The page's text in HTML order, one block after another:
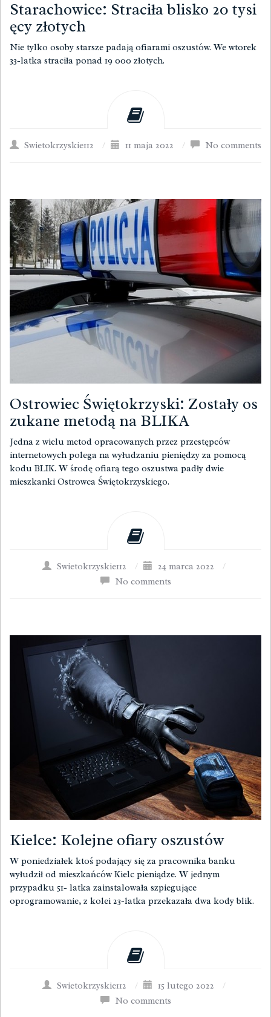
Starachowice: Straciła blisko 20 tysi
ęcy złotych
Nie tylko osoby starsze padają ofiarami oszustów. We wtorek
33-latka straciła ponad 19 000 złotych.
Swietokrzyskie112 / 11 maja 2022 / No comments
Ostrowiec Świętokrzyski: Zostały os
zukane metodą na BLIKA
Jedna z wielu metod opracowanych przez przestępców
internetowych polega na wyłudzaniu pieniędzy za pomocą
kodu BLIK. W środę ofiarą tego oszustwa padły dwie
mieszkanki Ostrowca Świętokrzyskiego.
Swietokrzyskie112 / 24 marca 2022
/
No comments
Kielce: Kolejne ofiary oszustów
W poniedziałek ktoś podający się za pracownika banku
wyłudził od mieszkańców Kielc pieniądze. W jednym
przypadku 51- latka zainstalowała szpiegujące
oprogramowanie, z kolei 23-latka przekazała dwa kody blik.
Swietokrzyskie112 / 15 lutego 2022
/
No comments